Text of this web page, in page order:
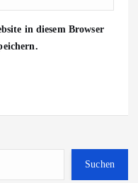
in diesem Browser
Suchen